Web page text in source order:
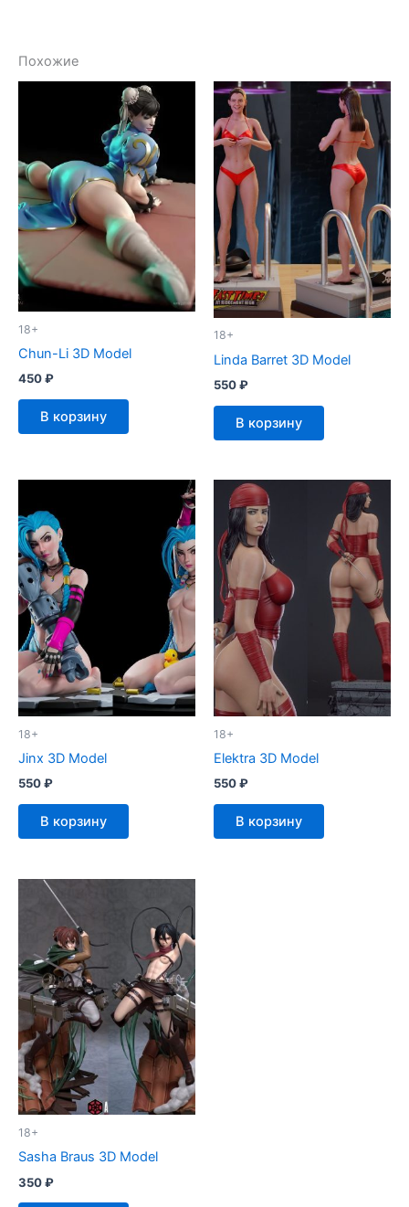
Похожие
18+
Chun-Li 3D Model
450₽
В корзину
18+
Linda Barret 3D Model
550₽
В корзину
18+
Jinx 3D Model
550₽
В корзину
18+
Elektra 3D Model
550₽
В корзину
18+
Sasha Braus 3D Model
350₽